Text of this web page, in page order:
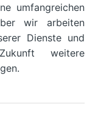
umfangreichen
wir arbeiten
Dienste und
weitere